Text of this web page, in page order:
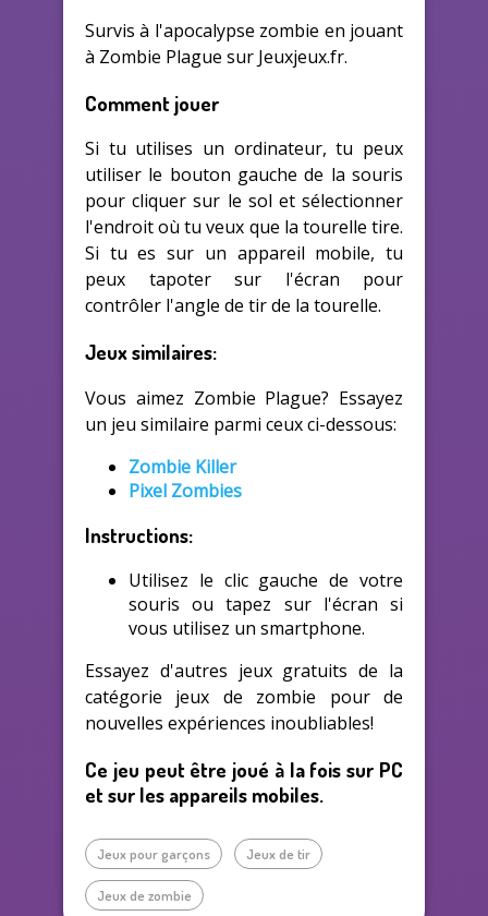
Survis à l'apocalypse zombie en jouant
à Zombie Plague sur Jeuxjeux.fr.
Comment jouer
Si tu utilises un ordinateur, tu peux
utiliser le bouton gauche de la souris
pour cliquer sur le sol et sélectionner
l'endroit où tu veux que la tourelle tire.
Si tu es sur un appareil mobile, tu
peux tapoter sur l'écran pour
contrôler l'angle de tir de la tourelle.
Jeux similaires:
Vous aimez Zombie Plague? Essayez
un jeu similaire parmi ceux ci-dessous:
Zombie Killer
Pixel Zombies
Instructions:
Utilisez le clic gauche de votre
souris ou tapez sur l'écran si
vous utilisez un smartphone.
Essayez d'autres jeux gratuits de la
catégorie jeux de zombie pour de
nouvelles expériences inoubliables!
Ce jeu peut être joué à la fois sur PC
et sur les appareils mobiles.
Jeux pour garçons Jeux de tir
Jeux de zombie